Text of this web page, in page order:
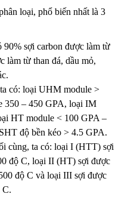
loại, phổ biến nhất là 3
90% sợi carbon được làm từ
làm từ than đá, dầu mỏ,
có: loại UHM module >
350 – 450 GPA, loại IM
HT module < 100 GPA –
độ bền kéo > 4.5 GPA.
cùng, ta có: loại I (HTT) sợi
độ C, loại II (HT) sợi được
độ C và loại III sợi được
C.